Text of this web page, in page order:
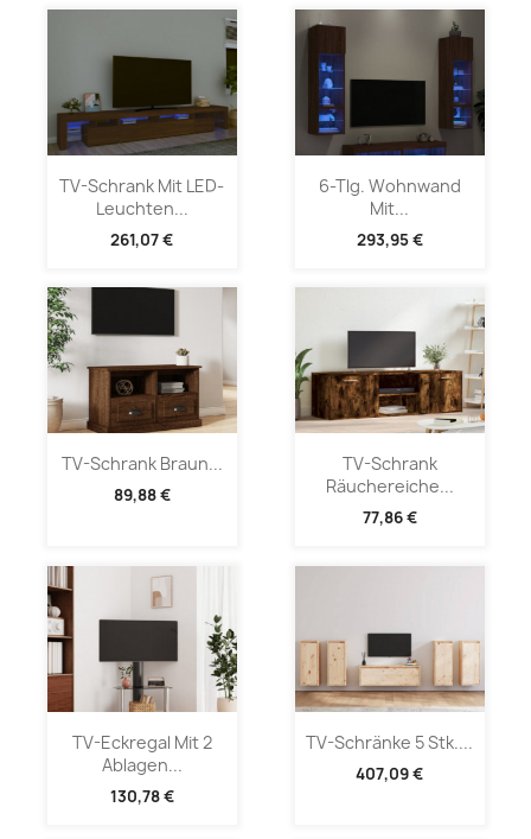
TV-Schrank Mit LED-
Leuchten...
261,07 €
6-Tlg. Wohnwand
Mit...
293,95 €
TV-Schrank Braun...
89,88 €
TV-Schrank
Räuchereiche...
77,86 €
TV-Eckregal Mit 2
Ablagen...
130,78 €
TV-Schränke 5 Stk....
407,09 €